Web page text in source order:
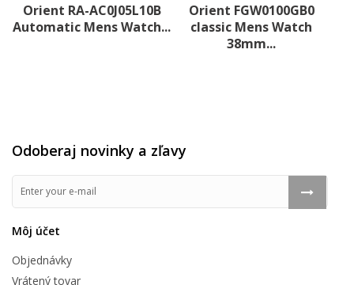
Orient RA-AC0J05L10B
Automatic Mens Watch...
Orient FGW0100GB0
classic Mens Watch
38mm...
Odoberaj novinky a zľavy
Môj účet
Objednávky
Vrátený tovar